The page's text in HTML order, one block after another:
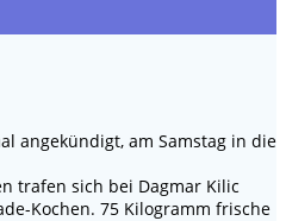
angekündigt, am Samstag in die
trafen sich bei Dagmar Kilic
Kochen. 75 Kilogramm frische